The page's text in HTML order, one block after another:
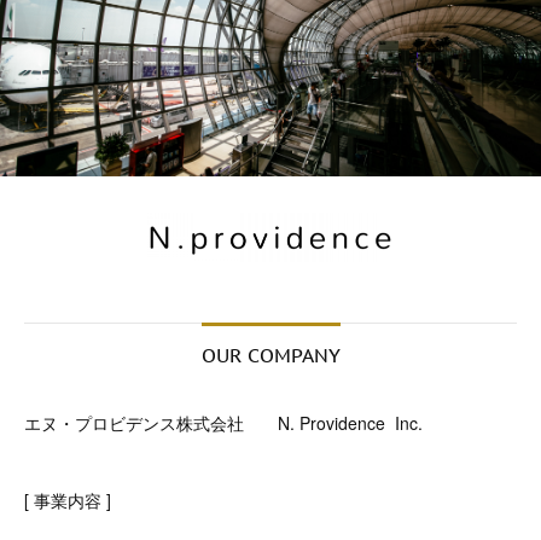
OUR COMPANY
エヌ・プロビデンス株式会社 N. Providence Inc.
[ 事業内容 ]